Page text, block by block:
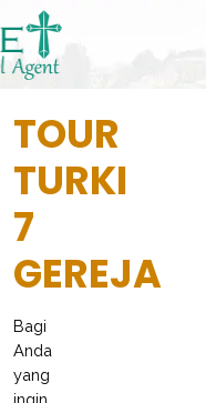
TOUR
TURKI
7
GEREJA
Bagi
Anda
yang
ingin